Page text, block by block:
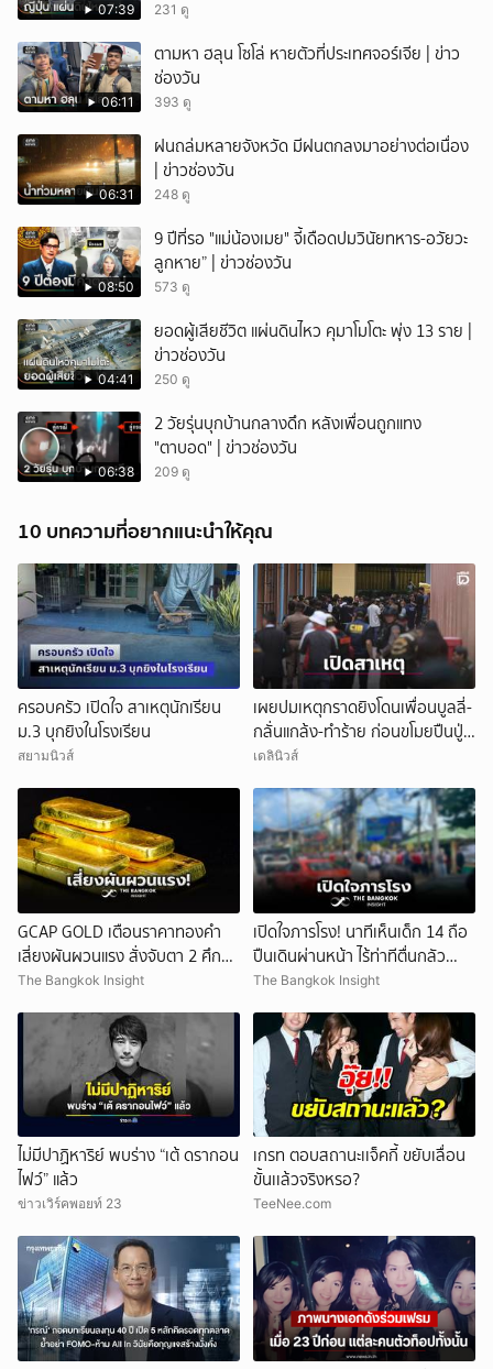
07:39 231 ดู
06:11
ตามหา ฮลุน โซโล่ หายตัวที่ประเทศจอร์เจีย | ข่าว
ช่องวัน
393 ดู
06:31
ฝนถล่มหลายจังหวัด มีฝนตกลงมาอย่างต่อเนื่อง
| ข่าวช่องวัน
248 ดู
08:50
9 ปีที่รอ "แม่น้องเมย" จี้เดือดปมวินัยทหาร-อวัยวะ
ลูกหาย” | ข่าวช่องวัน
573 ดู
04:41
ยอดผู้เสียชีวิต แผ่นดินไหว คุมาโมโตะ พุ่ง 13 ราย |
ข่าวช่องวัน
250 ดู
06:38
2 วัยรุ่นบุกบ้านกลางดึก หลังเพื่อนถูกแทง
"ตาบอด" | ข่าวช่องวัน
209 ดู
10 บทความที่อยากแนะนำให้คุณ
ครอบครัว เปิดใจ สาเหตุนักเรียน
ม.3 บุกยิงในโรงเรียน
สยามนิวส์
เผยปมเหตุกราดยิงโดนเพื่อนบูลลี่-
กลั่นแกล้ง-ทำร้าย ก่อนขโมยปืนปู่
ก่อเหตุ
เดลินิวส์
GCAP GOLD เตือนราคาทองคำ
เสี่ยงผันผวนแรง สั่งจับตา 2 ศึก
สำคัญ!
The Bangkok Insight
เปิดใจภารโรง! นาทีเห็นเด็ก 14 ถือ
ปืนเดินผ่านหน้า ไร้ท่าทีตื่นกลัว
ก่อนหลบตำรวจขึ้นอีกอาคาร
The Bangkok Insight
ไม่มีปาฏิหาริย์ พบร่าง “เต้ ดรากอน
ไฟว์” แล้ว
ข่าวเวิร์คพอยท์ 23
เกรท ตอบสถานะเเจ็คกี้ ขยับเลื่อน
ขั้นเเล้วจริงหรอ?
TeeNee.com